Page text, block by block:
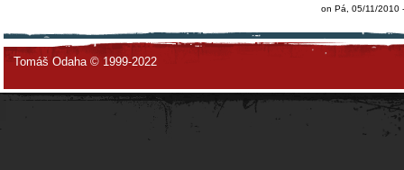
on Pá, 05/11/2010
Tomáš Odaha © 1999-2022